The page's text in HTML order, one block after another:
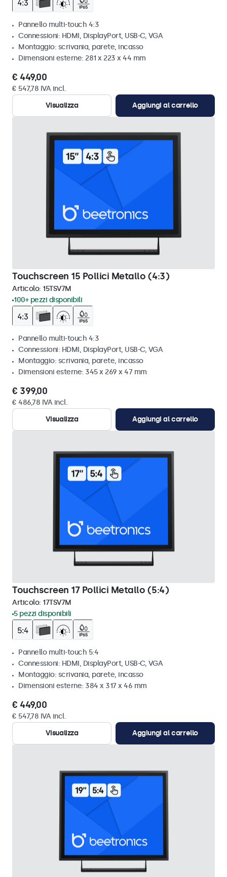
Pannello multi-touch 4:3
Connessioni: HDMI, DisplayPort, USB-C, VGA
Montaggio: scrivania, parete, incasso
Dimensioni esterne: 281 x 223 x 44 mm
€ 449,00
€ 547,78 IVA incl.
Visualizza
Aggiungi al carrello
Touchscreen 15 Pollici Metallo (4:3)
Articolo: 15TSV7M
100+ pezzi disponibili
Pannello multi-touch 4:3
Connessioni: HDMI, DisplayPort, USB-C, VGA
Montaggio: scrivania, parete, incasso
Dimensioni esterne: 345 x 269 x 47 mm
€ 399,00
€ 486,78 IVA incl.
Visualizza
Aggiungi al carrello
Touchscreen 17 Pollici Metallo (5:4)
Articolo: 17TSV7M
5 pezzi disponibili
Pannello multi-touch 5:4
Connessioni: HDMI, DisplayPort, USB-C, VGA
Montaggio: scrivania, parete, incasso
Dimensioni esterne: 384 x 317 x 46 mm
€ 449,00
€ 547,78 IVA incl.
Visualizza
Aggiungi al carrello